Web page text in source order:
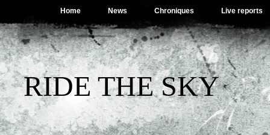
Home News Chroniques Live reports
RIDE THE SKY